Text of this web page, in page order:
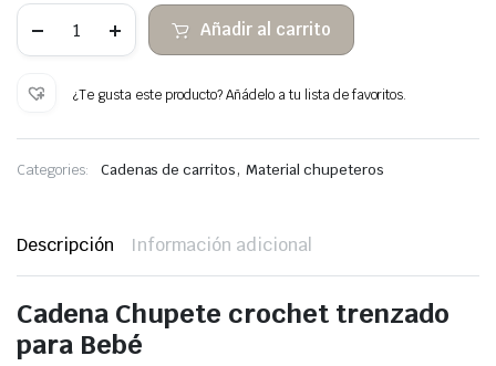
Chupetero
Trenzado
Pinza
Haya
cantidad
Añadir al carrito
¿Te gusta este producto? Añádelo a tu lista de favoritos.
Categories: Cadenas de carritos,Material chupeteros
Descripción Información adicional
Cadena Chupete crochet trenzado
para Bebé